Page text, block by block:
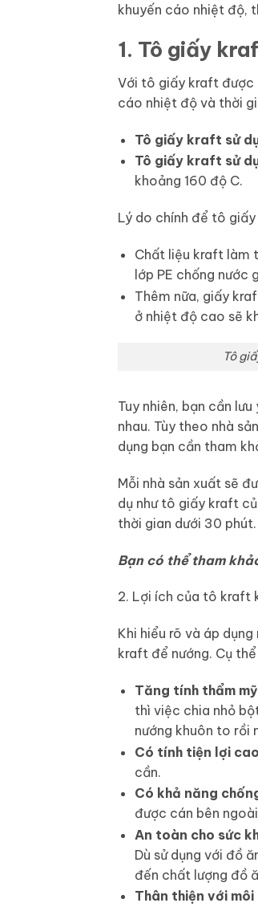
khuyến cáo nhiệt độ,
1. Tô giấy
Với tô giấy kraft được
cáo nhiệt độ và thời
Tô giấy kraft sử
Tô giấy kraft sử
khoảng 160 độ C.
Lý do chính để tô
Chất liệu kraft làm
lớp PE chống
Thêm nữa, giấy
ở nhiệt độ cao sẽ
Tô
Tuy nhiên, bạn cần
nhau. Tùy theo nhà
dụng bạn cần tham
Mỗi nhà sản xuất sẽ
dụ như tô giấy kraft
thời gian dưới 30 phút.
Bạn có thể tham
2. Lợi ích của tô kraft
Khi hiểu rõ và áp
kraft để nướng. Cụ thể
Tăng tính thẩm
thì việc chia nhỏ
nướng khuôn to rồi
Có tính tiện lợi
cần.
Có khả năng
được cán bên
An toàn cho sức
Dù sử dụng với đồ
đến chất lượng đồ
Thân thiện với